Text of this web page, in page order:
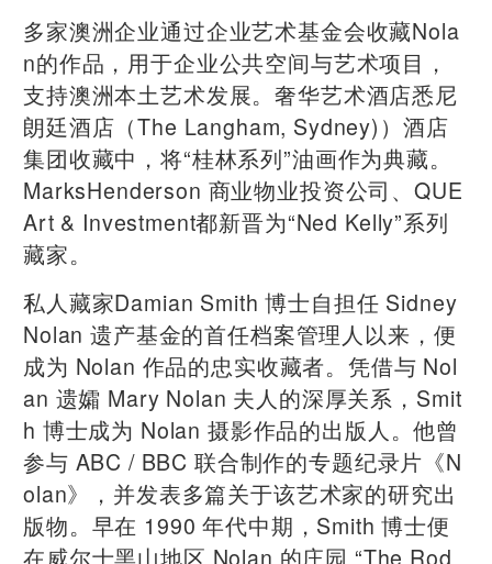
多家澳洲企业通过企业艺术基金会收藏Nola
n的作品，用于企业公共空间与艺术项目，
支持澳洲本土艺术发展。奢华艺术酒店悉尼
朗廷酒店（The Langham, Sydney)）酒店
集团收藏中，将“桂林系列”油画作为典藏。
MarksHenderson 商业物业投资公司、QUE
Art & Investment都新晋为“Ned Kelly”系列
藏家。
私人藏家Damian Smith 博士自担任 Sidney
Nolan 遗产基金的首任档案管理人以来，便
成为 Nolan 作品的忠实收藏者。凭借与 Nol
an 遗孀 Mary Nolan 夫人的深厚关系，Smit
h 博士成为 Nolan 摄影作品的出版人。他曾
参与 ABC / BBC 联合制作的专题纪录片《N
olan》，并发表多篇关于该艺术家的研究出
版物。早在 1990 年代中期，Smith 博士便
在威尔士黑山地区 Nolan 的庄园 “The Rod